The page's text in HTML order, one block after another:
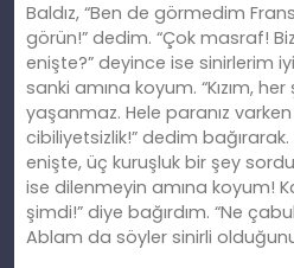
Baldız, “Ben de görmedim
görün!” dedim. “Çok masraf!
enişte?” deyince ise sinirlerim
sanki amına koyum. “Kızım,
yaşanmaz. Hele paranız
cibiliyetsizlik!” dedim bağırarak.
enişte, üç kuruşluk bir şey
ise dilenmeyin amına koyum!
şimdi!” diye bağırdım. “Ne
Ablam da söyler sinirli